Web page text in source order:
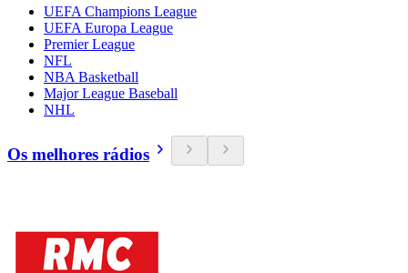
UEFA Champions League
UEFA Europa League
Premier League
NFL
NBA Basketball
Major League Baseball
NHL
Os melhores rádios